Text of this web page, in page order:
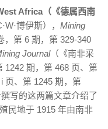
Africa（《德属西南
博伊斯）， Mining
，第 6 期，第 329-340
Journal（《南非采
1242 期，第 468 页、第
页、第 1245 期，第
写的这两篇文章介绍了
民地于 1915 年由南非